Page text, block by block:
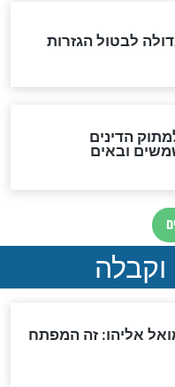
את הקץ?
המשיח?
תהיה אפיקורסות
מאוד של